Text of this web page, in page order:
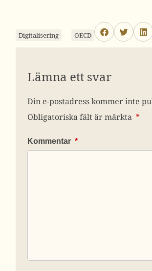
Digitalisering OECD
Lämna ett svar
Din e-postadress kommer inte
Obligatoriska fält är märkta *
Kommentar *